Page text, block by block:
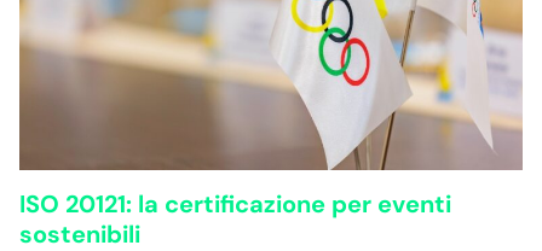
ISO 20121: la certificazione per eventi
sostenibili